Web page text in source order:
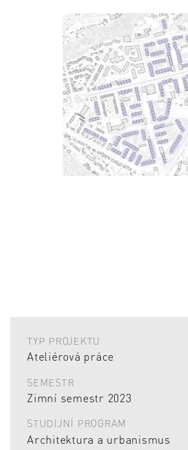
TYP PROJEKTU
Ateliérová práce
SEMESTR
Zimní semestr 2023
STUDIJNÍ PROGRAM
Architektura a urbanismus